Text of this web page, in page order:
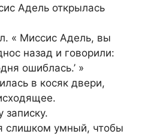
Адель открылась
« Миссис Адель, вы
назад и говорили:
ошиблась.’ »
в косяк двери,
слишком умный, чтобы